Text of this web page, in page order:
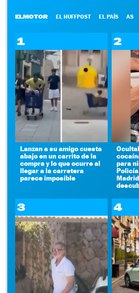
ELMOTOR EL HUFFPOST EL PAÍS AS
1
Lanzan a su amigo cuesta
abajo en un carrito de la
compra y lo que ocurre al
llegar a la carretera
parece imposible
2
para
3 4